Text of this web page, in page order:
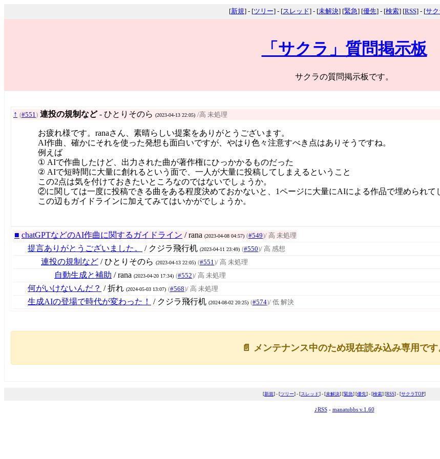
[新規] - [ツリー] - [スレッド] - [未解決] [緊急] [優先] - [検索] [RSS] - [サク
「サクラ」質問掲示板
サクラの質問掲示板です。
↑ (#551) 連投の規制など- ひとりそのら (2023-04-13 22:05) /高 未処理
お疲れ様です。ranaさん、素晴らしい提案をありがとうございます。
AI作曲、確かにそれを使った発想も面白いですが、やはり色々注意すべき点はありそうですね。
例えば
① AIで作曲したけど、出力された曲が著作権にひっかかるものだった
② AIで短時間に大量に創れるという面で、一人が大量に投稿してしまえるということ
この2点は気を付けておきたいところなのではないでしょうか。
②に関しては一度に投稿できる曲をある程度決めておかないと、1ページに大量にAIによる作品で埋められて
この辺もガイドラインに加えてみてはいかがでしょうか。
■ chatGPTなどのAI作曲に関するガイドライン / rana (2023-04-08 04:57) (#549)/ 高 未処理
提言ありがとうございました。 / クジラ飛行机 (2023-04-11 23:49) (#550)/ 高 感想
連投の規制など / ひとりそのら (2023-04-13 22:05) (#551)/ 高 未処理
自動生成と補助 / rana (2023-04-20 17:34) (#552)/ 高 未処理
何がいけないんだ？ / 折れ (2024-05-03 13:07) (#568)/ 高 未処理
生成AIの登場で時代が変わった！ / クジラ飛行机 (2024-08-02 20:25) (#574)/ 低 解決
📄 メンテナンス中のため現在読み込み専用です
[新規] - [ツリー] - [スレッド] - [未解決] [緊急] [優先] - [検索] [RSS] - [サクラTOP]
♪RSS- manatubbs v.1.60